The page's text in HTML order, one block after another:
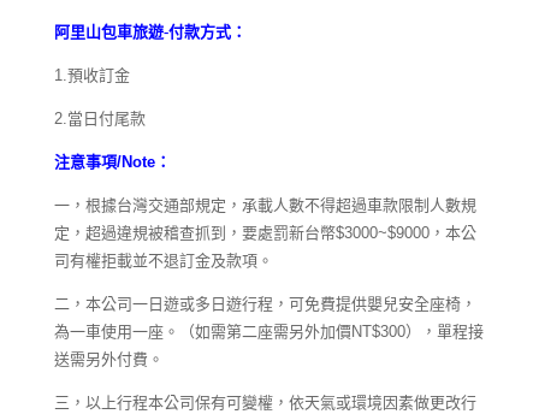
阿里山包車旅遊-付款方式：
1.預收訂金
2.當日付尾款
注意事項/Note：
一，根據台灣交通部規定，承載人數不得超過車款限制人數規
定，超過違規被稽查抓到，要處罰新台幣$3000~$9000，本公
司有權拒載並不退訂金及款項。
二，本公司一日遊或多日遊行程，可免費提供嬰兒安全座椅，
為一車使用一座。（如需第二座需另外加價NT$300），單程接
送需另外付費。
三，以上行程本公司保有可變權，依天氣或環境因素做更改行